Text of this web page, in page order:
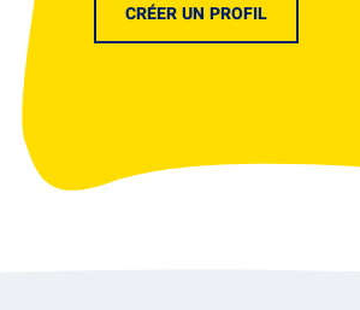
CRÉER UN PROFIL